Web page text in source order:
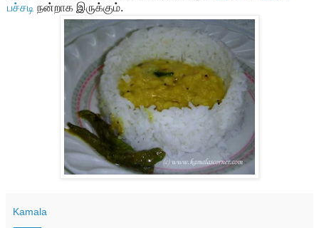
பச்சடி நன்றாக இருக்கும்.
Kamala